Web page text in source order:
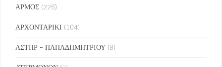
ΑΡΜΟΣ (226)
ΑΡΧΟΝΤΑΡΙΚΙ (104)
ΑΣΤΗΡ - ΠΑΠΑΔΗΜΗΤΡΙΟΥ (8)